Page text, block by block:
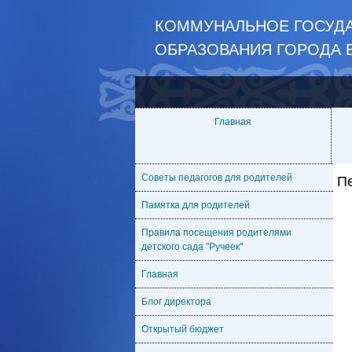
КОММУНАЛЬНОЕ
ОБРАЗОВАНИЯ ГОРОДА
Главная
Советы педагогов для родителей
Памятка для родителей
Правила посещения родителями
детского сада "Ручеек"
Главная
Блог директора
Открытый бюджет